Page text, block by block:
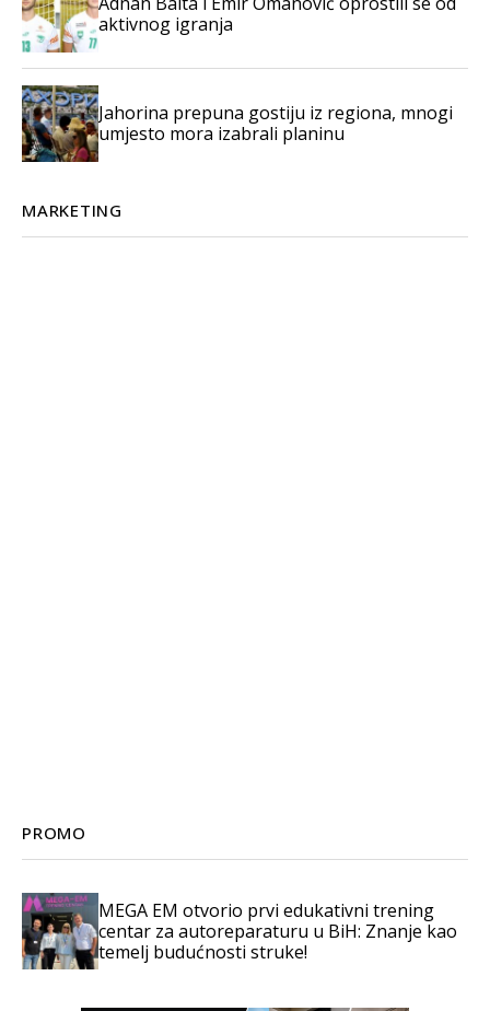
aktivnog igranja
Jahorina prepuna gostiju iz regiona, mnogi
umjesto mora izabrali planinu
MARKETING
PROMO
MEGA EM otvorio prvi edukativni trening
centar za autoreparaturu u BiH: Znanje kao
temelj budućnosti struke!